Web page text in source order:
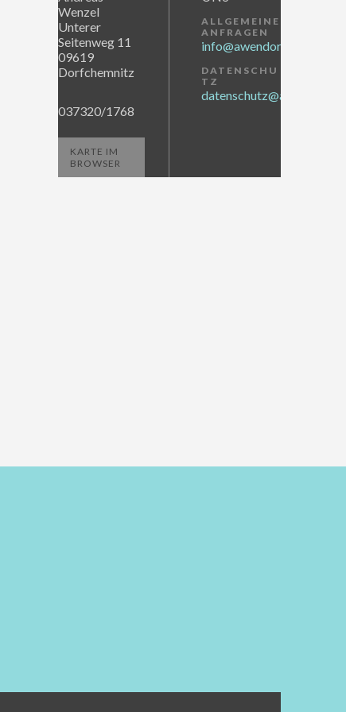
Wenzel
Unterer
Seitenweg 11
09619
Dorfchemnitz
037320/1768
KARTE IM
BROWSER
ALLGEMEINE
ANFRAGEN
info@awendor.de
DATENSCHU
TZ
datenschutz@awendor.de